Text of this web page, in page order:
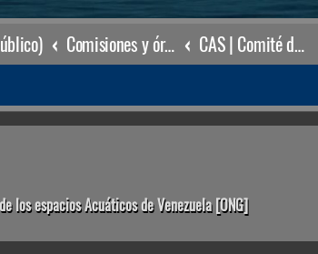
Comisiones y órganos Asesores internos CAS | Comité de Actividades Subacuáticas
los espacios Acuáticos de Venezuela [ONG]